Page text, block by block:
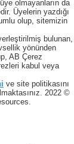
olmayanların da
Üyelerin yazdığı
olup, sitemizin
bulunan,
yönünden
AB Çerez
kabul veya
ve site politikasını
2022 ©